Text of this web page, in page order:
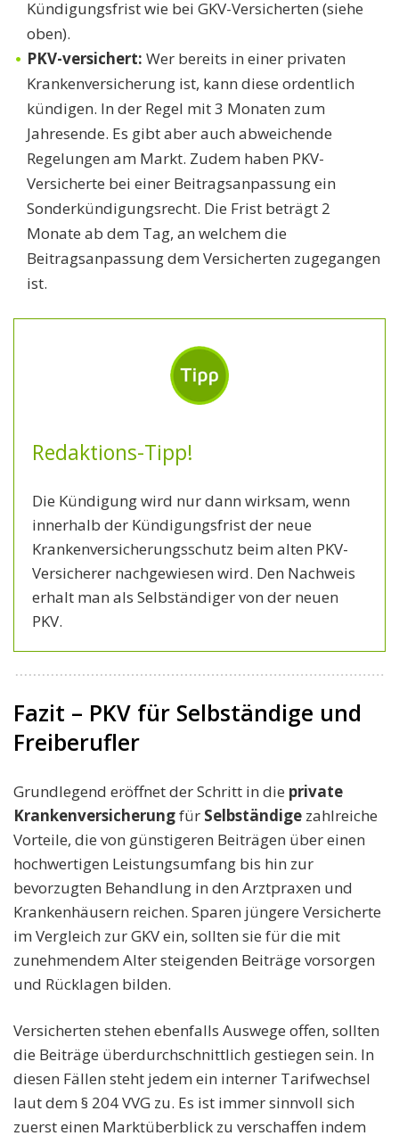
Kündigungsfrist wie bei GKV-Versicherten (siehe
oben).
PKV-versichert: Wer bereits in einer privaten
Krankenversicherung ist, kann diese ordentlich
kündigen. In der Regel mit 3 Monaten zum
Jahresende. Es gibt aber auch abweichende
Regelungen am Markt. Zudem haben PKV-
Versicherte bei einer Beitragsanpassung ein
Sonderkündigungsrecht. Die Frist beträgt 2
Monate ab dem Tag, an welchem die
Beitragsanpassung dem Versicherten zugegangen
ist.
Redaktions-Tipp!
Die Kündigung wird nur dann wirksam, wenn
innerhalb der Kündigungsfrist der neue
Krankenversicherungsschutz beim alten PKV-
Versicherer nachgewiesen wird. Den Nachweis
erhalt man als Selbständiger von der neuen
PKV.
Fazit – PKV für Selbständige und
Freiberufler
Grundlegend eröffnet der Schritt in die private
Krankenversicherungfür Selbständige zahlreiche
Vorteile, die von günstigeren Beiträgen über einen
hochwertigen Leistungsumfang bis hin zur
bevorzugten Behandlung in den Arztpraxen und
Krankenhäusern reichen. Sparen jüngere Versicherte
im Vergleich zur GKV ein, sollten sie für die mit
zunehmendem Alter steigenden Beiträge vorsorgen
und Rücklagen bilden.
Versicherten stehen ebenfalls Auswege offen, sollten
die Beiträge überdurchschnittlich gestiegen sein. In
diesen Fällen steht jedem ein interner Tarifwechsel
laut dem § 204 VVG zu. Es ist immer sinnvoll sich
zuerst einen Marktüberblick zu verschaffen indem